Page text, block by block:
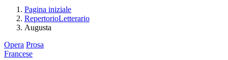
Pagina iniziale
RepertorioLetterario
Augusta
Opera Prosa
Francese